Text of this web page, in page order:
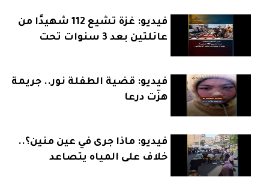
فيديو: غزة تشيع 112 شهيدًا من
عائلتين بعد 3 سنوات تحت
فيديو: قضية الطفلة نور.. جريمة
هزّت درعا
فيديو: ماذا جرى في عين منين؟..
خلاف على المياه يتصاعد